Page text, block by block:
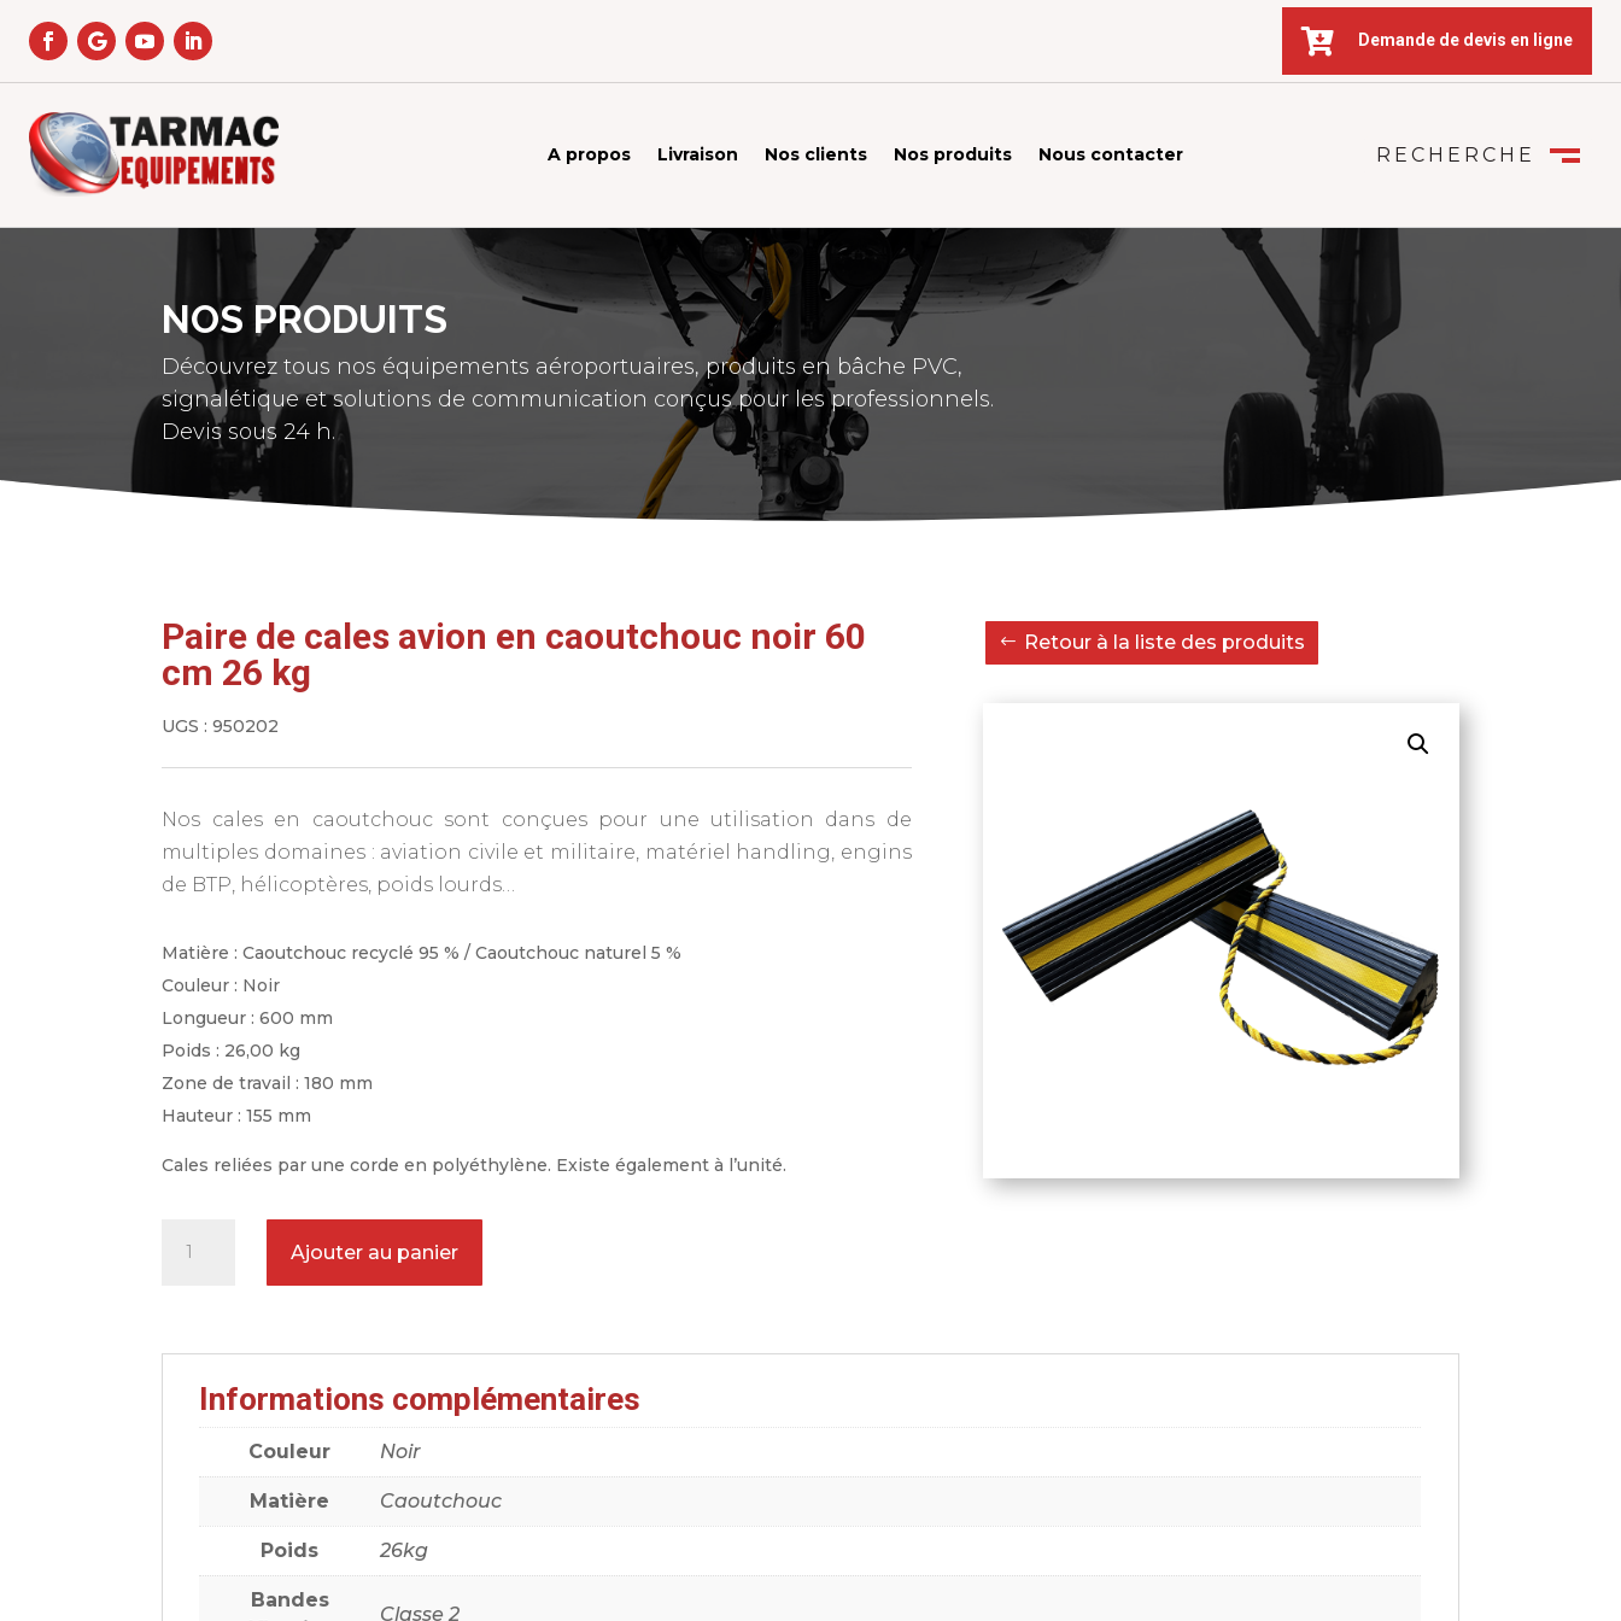
 Demande de devis en ligne
A propos Livraison Nos clients Nos produits Nous contacter
RECHERCHE
NOS PRODUITS
Découvrez tous nos équipements aéroportuaires, produits en bâche PVC,
signalétique et solutions de communication conçus pour les professionnels.
Devis sous 24 h.
Paire de cales avion en caoutchouc noir 60
cm 26 kg
UGS :950202
Nos cales en caoutchouc sont conçues pour une utilisation dans de
multiples domaines : aviation civile et militaire, matériel handling, engins
de BTP, hélicoptères, poids lourds…
Matière : Caoutchouc recyclé 95 % / Caoutchouc naturel 5 %
Couleur : Noir
Longueur : 600 mm
Poids : 26,00 kg
Zone de travail : 180 mm
Hauteur : 155 mm
Cales reliées par une corde en polyéthylène. Existe également à l’unité.
avion
caoutchouc
Ajouter au panier
Retour à la liste des produits
Informations complémentaires
Couleur Noir
Matière Caoutchouc
Poids 26kg
Bandes
Classe 2